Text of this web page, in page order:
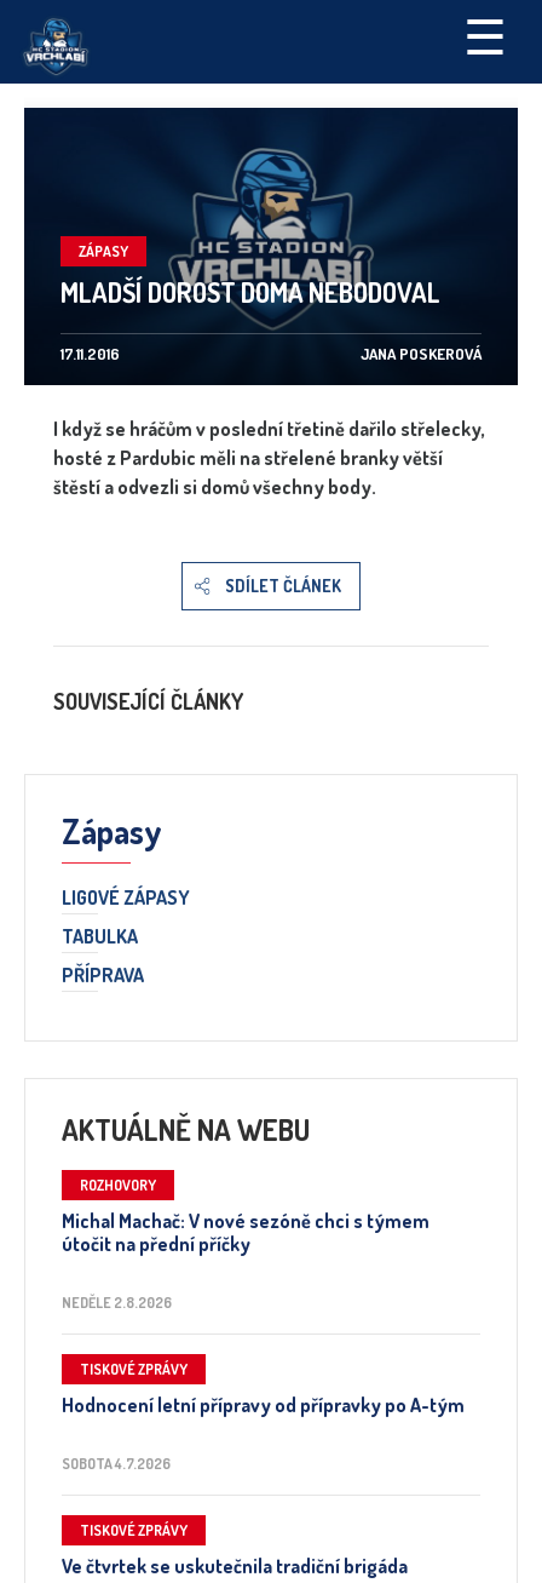
☰
ZÁPASY
MLADŠÍ DOROST DOMA NEBODOVAL
17.11.2016 JANA POSKEROVÁ
I když se hráčům v poslední třetině dařilo střelecky,
hosté z Pardubic měli na střelené branky větší
štěstí a odvezli si domů všechny body.
SDÍLET ČLÁNEK
SOUVISEJÍCÍ ČLÁNKY
Zápasy
LIGOVÉ ZÁPASY
TABULKA
PŘÍPRAVA
AKTUÁLNĚ NA WEBU
ROZHOVORY
Michal Machač: V nové sezóně chci s týmem
útočit na přední příčky
NEDĚLE 2.8.2026
TISKOVÉ ZPRÁVY
Hodnocení letní přípravy od přípravky po A-tým
SOBOTA 4.7.2026
TISKOVÉ ZPRÁVY
Ve čtvrtek se uskutečnila tradiční brigáda